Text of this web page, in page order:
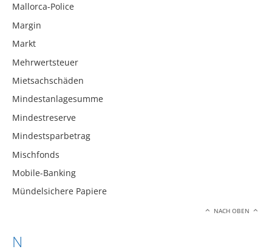
Mallorca-Police
Margin
Markt
Mehrwertsteuer
Mietsachschäden
Mindestanlagesumme
Mindestreserve
Mindestsparbetrag
Mischfonds
Mobile-Banking
Mündelsichere Papiere
NACH OBEN
N